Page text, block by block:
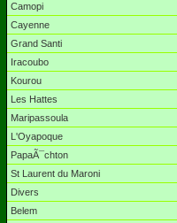
Camopi
Cayenne
Grand Santi
Iracoubo
Kourou
Les Hattes
Maripassoula
L'Oyapoque
PapaÃ¯chton
St Laurent du Maroni
Divers
Belem